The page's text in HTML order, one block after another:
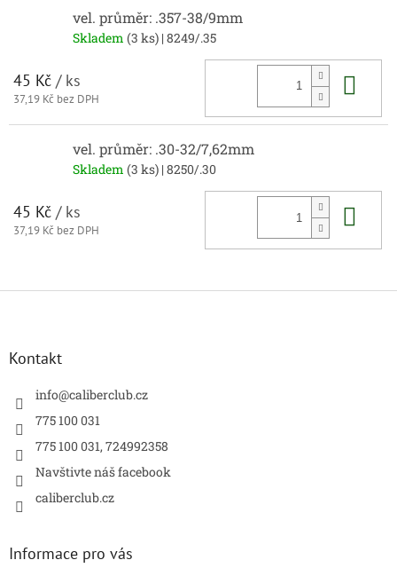
vel. průměr: .357-38/9mm
Skladem (3 ks) | 8249/.35
45 Kč / ks
37,19 Kč bez DPH
vel. průměr: .30-32/7,62mm
Skladem (3 ks) | 8250/.30
45 Kč / ks
37,19 Kč bez DPH
Z
Kontakt
info@caliberclub.cz
775 100 031
775 100 031, 724992358
Navštivte náš facebook
caliberclub.cz
Informace pro vás